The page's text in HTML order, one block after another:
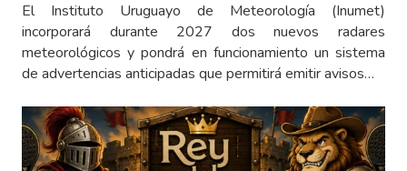
El Instituto Uruguayo de Meteorología (Inumet)
incorporará durante 2027 dos nuevos radares
meteorológicos y pondrá en funcionamiento un sistema
de advertencias anticipadas que permitirá emitir avisos…